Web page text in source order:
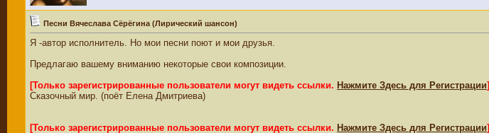
Песни Вячеслава Сёрёгина (Лирический шансон)
Я -автор исполнитель. Но мои песни поют и мои друзья.
Предлагаю вашему вниманию некоторые свои композиции.
[Только зарегистрированные пользователи могут видеть ссылки. Нажмите Здесь для Регистрации]
Сказочный мир. (поёт Елена Дмитриева)
[Только зарегистрированные пользователи могут видеть ссылки. Нажмите Здесь для Регистрации]